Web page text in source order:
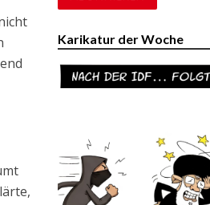
Karikatur der Woche